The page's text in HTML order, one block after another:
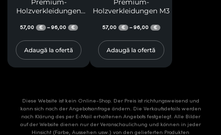
Premium-
Holzverkleidungen
57,00 € – 96,00 €
Adaugă la ofertă
Premium-
Holzverkleidungen M3
57,00 € – 96,00 €
Adaugă la ofertă
Diese Website ist kein Online-Shop. Der Preis ist richtungsweisend und
kann sich nach der Angebotsanfrage ändern. Die Verkaufsdetails werden
nach Klärung des per E-Mail erhaltenen Angebots festgelegt. Alle Bilder
auf der Website dienen nur der Veranschaulichung und können in jeder
Hinsicht (Farbe, Aussehen usw.) von den gelieferten Produkten